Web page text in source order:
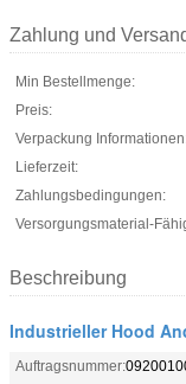
Zahlung und
Min Bestellmenge:
Preis:
Verpackung
Lieferzeit:
Zahlungsbedingungen:
Versorgungsmaterial-
Beschreibung
Industrieller Hood
Auftragsnummer: